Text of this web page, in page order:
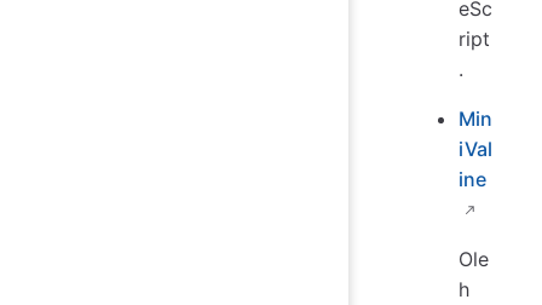
eSc
ript
.
Min
iVal
ine
Ole
h